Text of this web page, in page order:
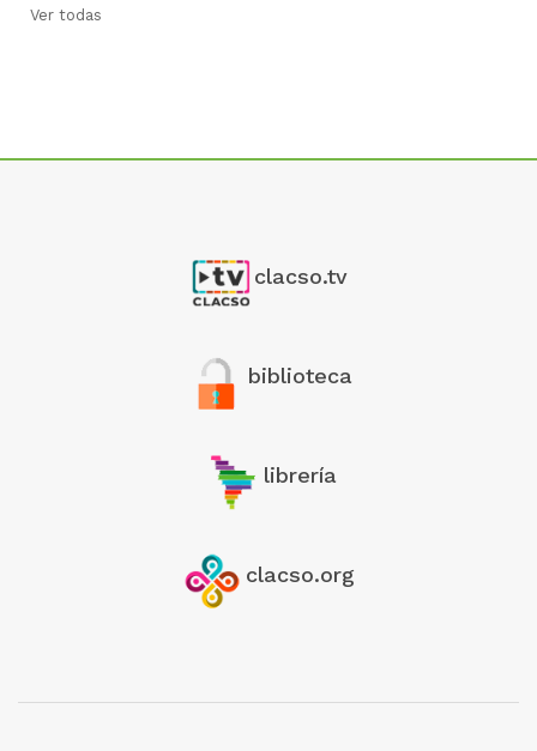
Ver todas
clacso.tv
biblioteca
librería
clacso.org